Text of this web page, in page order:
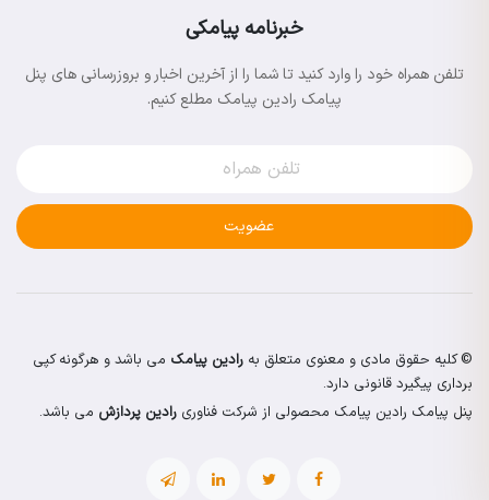
خبرنامه پیامکی
تلفن همراه خود را وارد کنید تا شما را از آخرین اخبار و بروزرسانی های پنل
پیامک رادین پیامک مطلع کنیم.
عضویت
© کلیه حقوق مادی و معنوی متعلق به رادین پیامک می باشد و هرگونه کپی
برداری پیگیرد قانونی دارد.
پنل پیامک رادین پیامک محصولی از شرکت فناوری رادین پردازش می باشد.